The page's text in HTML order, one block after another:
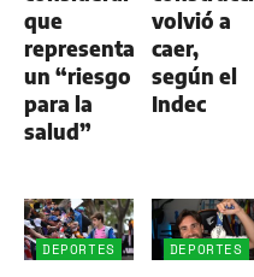
que
representa
un “riesgo
para la
salud”
volvió a
caer,
según el
Indec
DEPORTES DEPORTES